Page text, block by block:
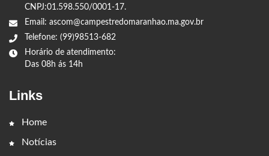
CNPJ:01.598.550/0001-17.
Email: ascom@campestredomaranhao.ma.gov.br
Telefone: (99)98513-682
Horário de atendimento:
Das 08h ás 14h
Links
Home
Notícias